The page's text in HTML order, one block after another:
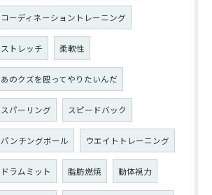
コーディネーショントレーニング
ストレッチ 柔軟性
あのクズを殴ってやりたいんだ
スパーリング スピードバック
パンチングボール ウエイトトレーニング
ドラムミット 脂肪燃焼 動体視力